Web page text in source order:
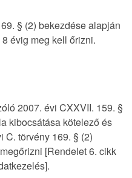
§ (2) bekezdése alapján
évig meg kell őrizni.
2007. évi CXXVII. 159. §
kibocsátása kötelező és
C. törvény 169. § (2)
[Rendelet 6. cikk